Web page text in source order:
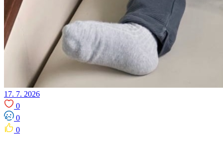
17. 7. 2026
0
0
0